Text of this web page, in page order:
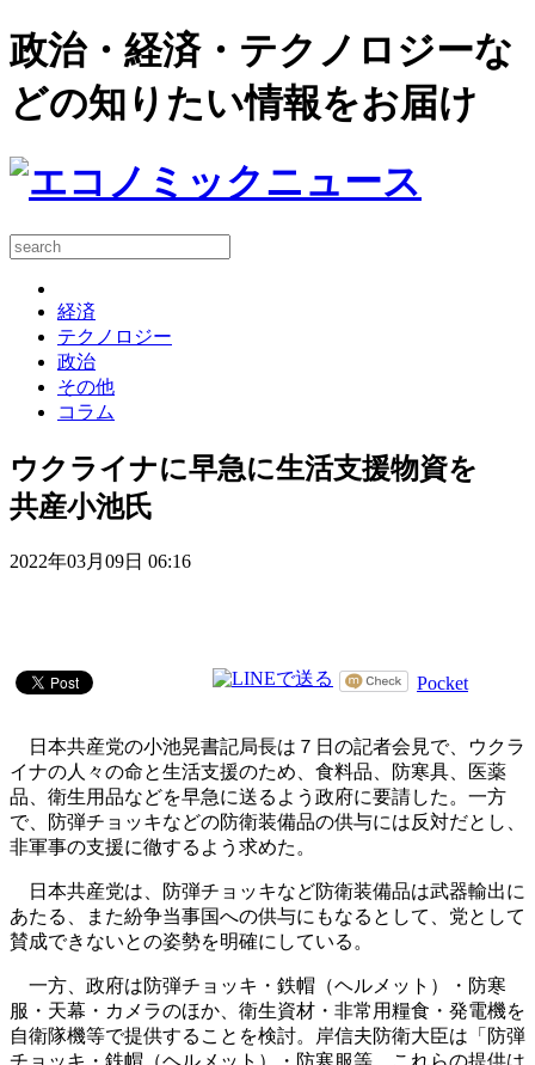
政治・経済・テクノロジーな
どの知りたい情報をお届け
経済
テクノロジー
政治
その他
コラム
ウクライナに早急に生活支援物資を
共産小池氏
2022年03月09日 06:16
Pocket
日本共産党の小池晃書記局長は７日の記者会見で、ウクラ
イナの人々の命と生活支援のため、食料品、防寒具、医薬
品、衛生用品などを早急に送るよう政府に要請した。一方
で、防弾チョッキなどの防衛装備品の供与には反対だとし、
非軍事の支援に徹するよう求めた。
日本共産党は、防弾チョッキなど防衛装備品は武器輸出に
あたる、また紛争当事国への供与にもなるとして、党として
賛成できないとの姿勢を明確にしている。
一方、政府は防弾チョッキ・鉄帽（ヘルメット）・防寒
服・天幕・カメラのほか、衛生資材・非常用糧食・発電機を
自衛隊機等で提供することを検討。岸信夫防衛大臣は「防弾